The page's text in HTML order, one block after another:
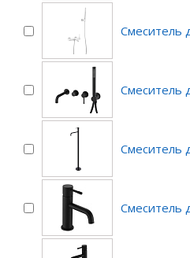
Смеситель
Смеситель
Смеситель
Смеситель